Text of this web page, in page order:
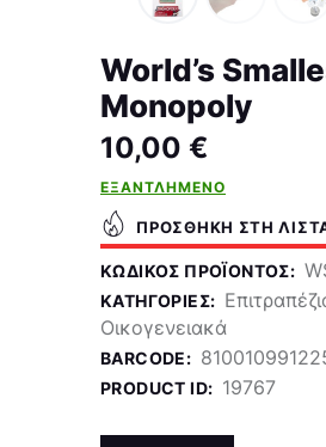
World’s
Monopoly
10,00 €
ΕΞΑΝΤΛΗΜΈΝΟ
ΠΡΟΣΘΉΚΗ ΣΤΗ
ΚΩΔΙΚΌΣ ΠΡΟΪΌΝΤΟΣ:
ΚΑΤΗΓΟΡΊΕΣ:
Οικογενειακά
BARCODE:
PRODUCT ID: 19767